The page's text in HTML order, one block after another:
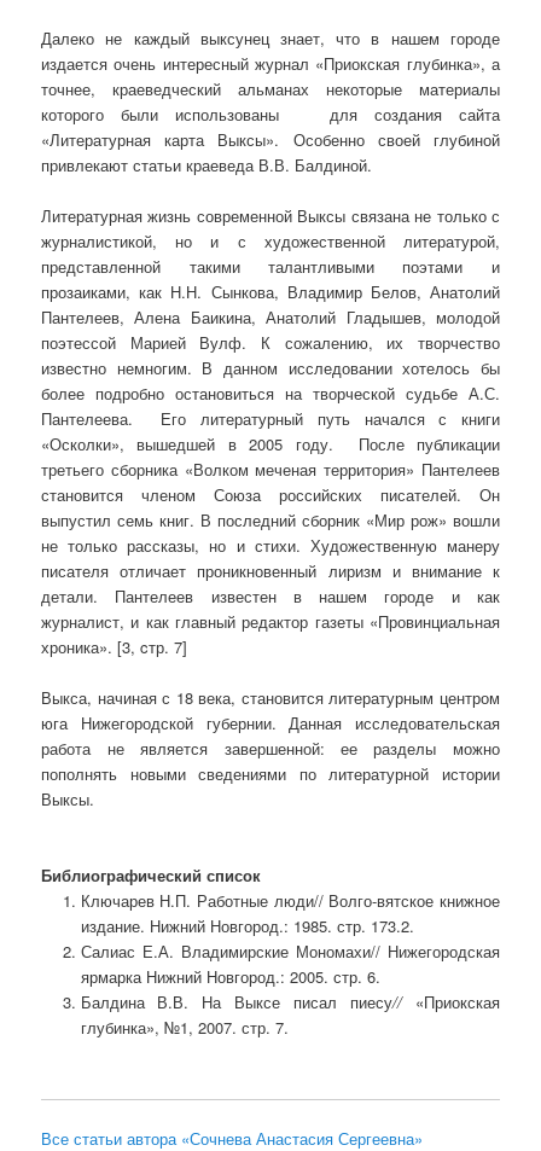
Далеко не каждый выксунец знает, что в нашем городе
издается очень интересный журнал «Приокская глубинка», а
точнее, краеведческий альманах некоторые материалы
которого были использованы для создания сайта
«Литературная карта Выксы». Особенно своей глубиной
привлекают статьи краеведа В.В. Балдиной.
Литературная жизнь современной Выксы связана не только с
журналистикой, но и с художественной литературой,
представленной такими талантливыми поэтами и
прозаиками, как Н.Н. Сынкова, Владимир Белов, Анатолий
Пантелеев, Алена Баикина, Анатолий Гладышев, молодой
поэтессой Марией Вулф. К сожалению, их творчество
известно немногим. В данном исследовании хотелось бы
более подробно остановиться на творческой судьбе А.С.
Пантелеева. Его литературный путь начался с книги
«Осколки», вышедшей в 2005 году. После публикации
третьего сборника «Волком меченая территория» Пантелеев
становится членом Союза российских писателей. Он
выпустил семь книг. В последний сборник «Мир рож» вошли
не только рассказы, но и стихи. Художественную манеру
писателя отличает проникновенный лиризм и внимание к
детали. Пантелеев известен в нашем городе и как
журналист, и как главный редактор газеты «Провинциальная
хроника». [3, cтр. 7]
Выкса, начиная с 18 века, становится литературным центром
юга Нижегородской губернии. Данная исследовательская
работа не является завершенной: ее разделы можно
пополнять новыми сведениями по литературной истории
Выксы.
Библиографический список
Ключарев Н.П. Работные люди// Волго-вятское книжное
издание. Нижний Новгород.: 1985. стр. 173.2.
Салиас Е.А. Владимирские Мономахи// Нижегородская
ярмарка Нижний Новгород.: 2005. стр. 6.
Балдина В.В. На Выксе писал пиесу//«Приокская
глубинка», №1, 2007. стр. 7.
Все статьи автора «Сочнева Анастасия Сергеевна»